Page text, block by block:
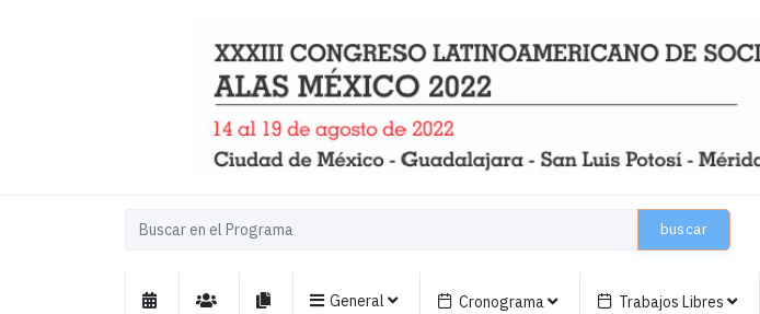
buscar
General Cronograma Trabajos Libres